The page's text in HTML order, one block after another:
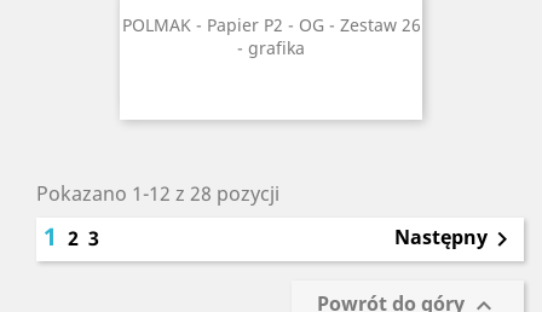
POLMAK - Papier P2 - OG - Zestaw 26
- grafika
Pokazano 1-12 z 28 pozycji
1 2 3 Następny 
Powrót do góry 